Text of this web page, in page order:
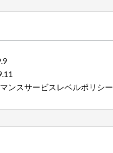
ンスサービスレベルポリシー